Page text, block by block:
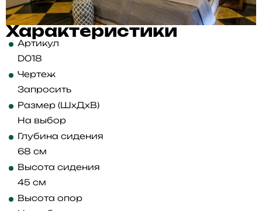
Характеристики
Артикул
D018
Чертеж
Запросить
Размер (ШхДхВ)
На выбор
Глубина сидения
68 см
Высота сидения
45 см
Высота опор